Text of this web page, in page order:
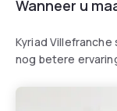
Wanneer u
Kyriad
nog betere